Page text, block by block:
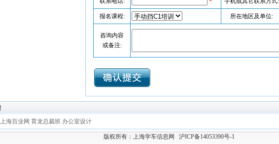
报名课程: 所在地区及单位:
咨询内容
或备注:
上海百业网 育龙总裁班 办公室设计
版权所有：上海学车信息网 沪ICP备14053390号-1